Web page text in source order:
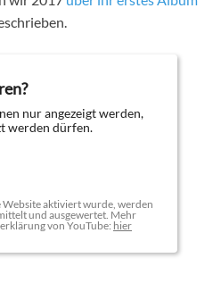
nur angezeigt werden,
werden dürfen.
Website aktiviert wurde, werden
und ausgewertet. Mehr
von YouTube: hier